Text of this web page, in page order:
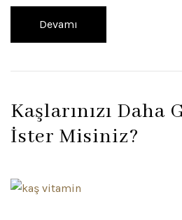
Devamı
Kaşlarınızı Daha
İster Misiniz?